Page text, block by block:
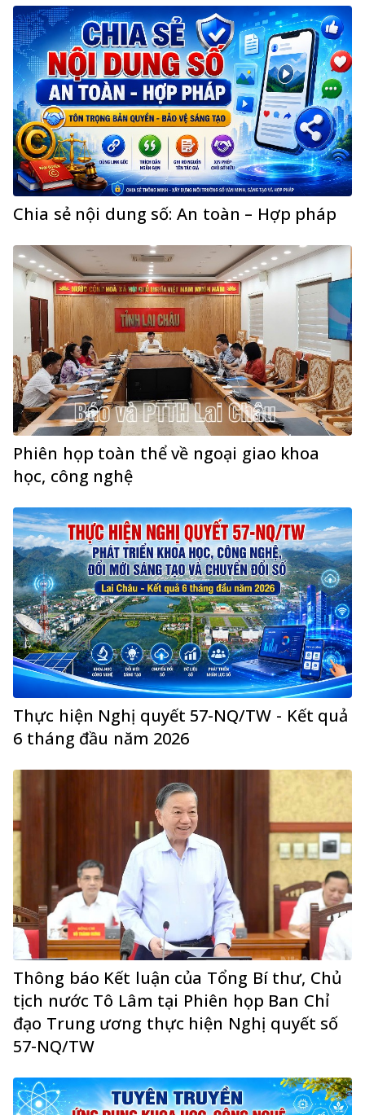
Chia sẻ nội dung số: An toàn – Hợp pháp
Phiên họp toàn thể về ngoại giao khoa
học, công nghệ
Thực hiện Nghị quyết 57-NQ/TW - Kết quả
6 tháng đầu năm 2026
Thông báo Kết luận của Tổng Bí thư, Chủ
tịch nước Tô Lâm tại Phiên họp Ban Chỉ
đạo Trung ương thực hiện Nghị quyết số
57-NQ/TW